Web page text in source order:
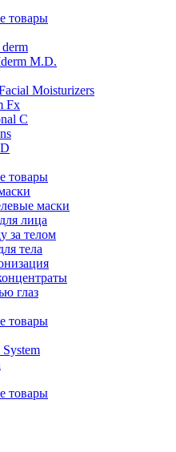
товары
M.D.
Moisturizers
Fx
C
товары
маски
лица
за телом
тела
глаз
товары
товары